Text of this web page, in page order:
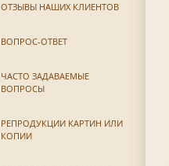
ОТЗЫВЫ НАШИХ КЛИЕНТОВ
ВОПРОС-ОТВЕТ
ЧАСТО ЗАДАВАЕМЫЕ
ВОПРОСЫ
РЕПРОДУКЦИИ КАРТИН ИЛИ
КОПИИ